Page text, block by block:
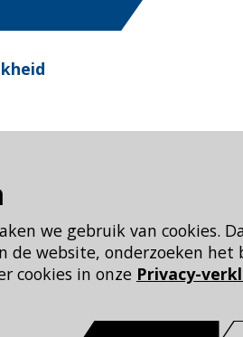
we gebruik van cookies.
website, onderzoeken
cookies in onze Privacy-